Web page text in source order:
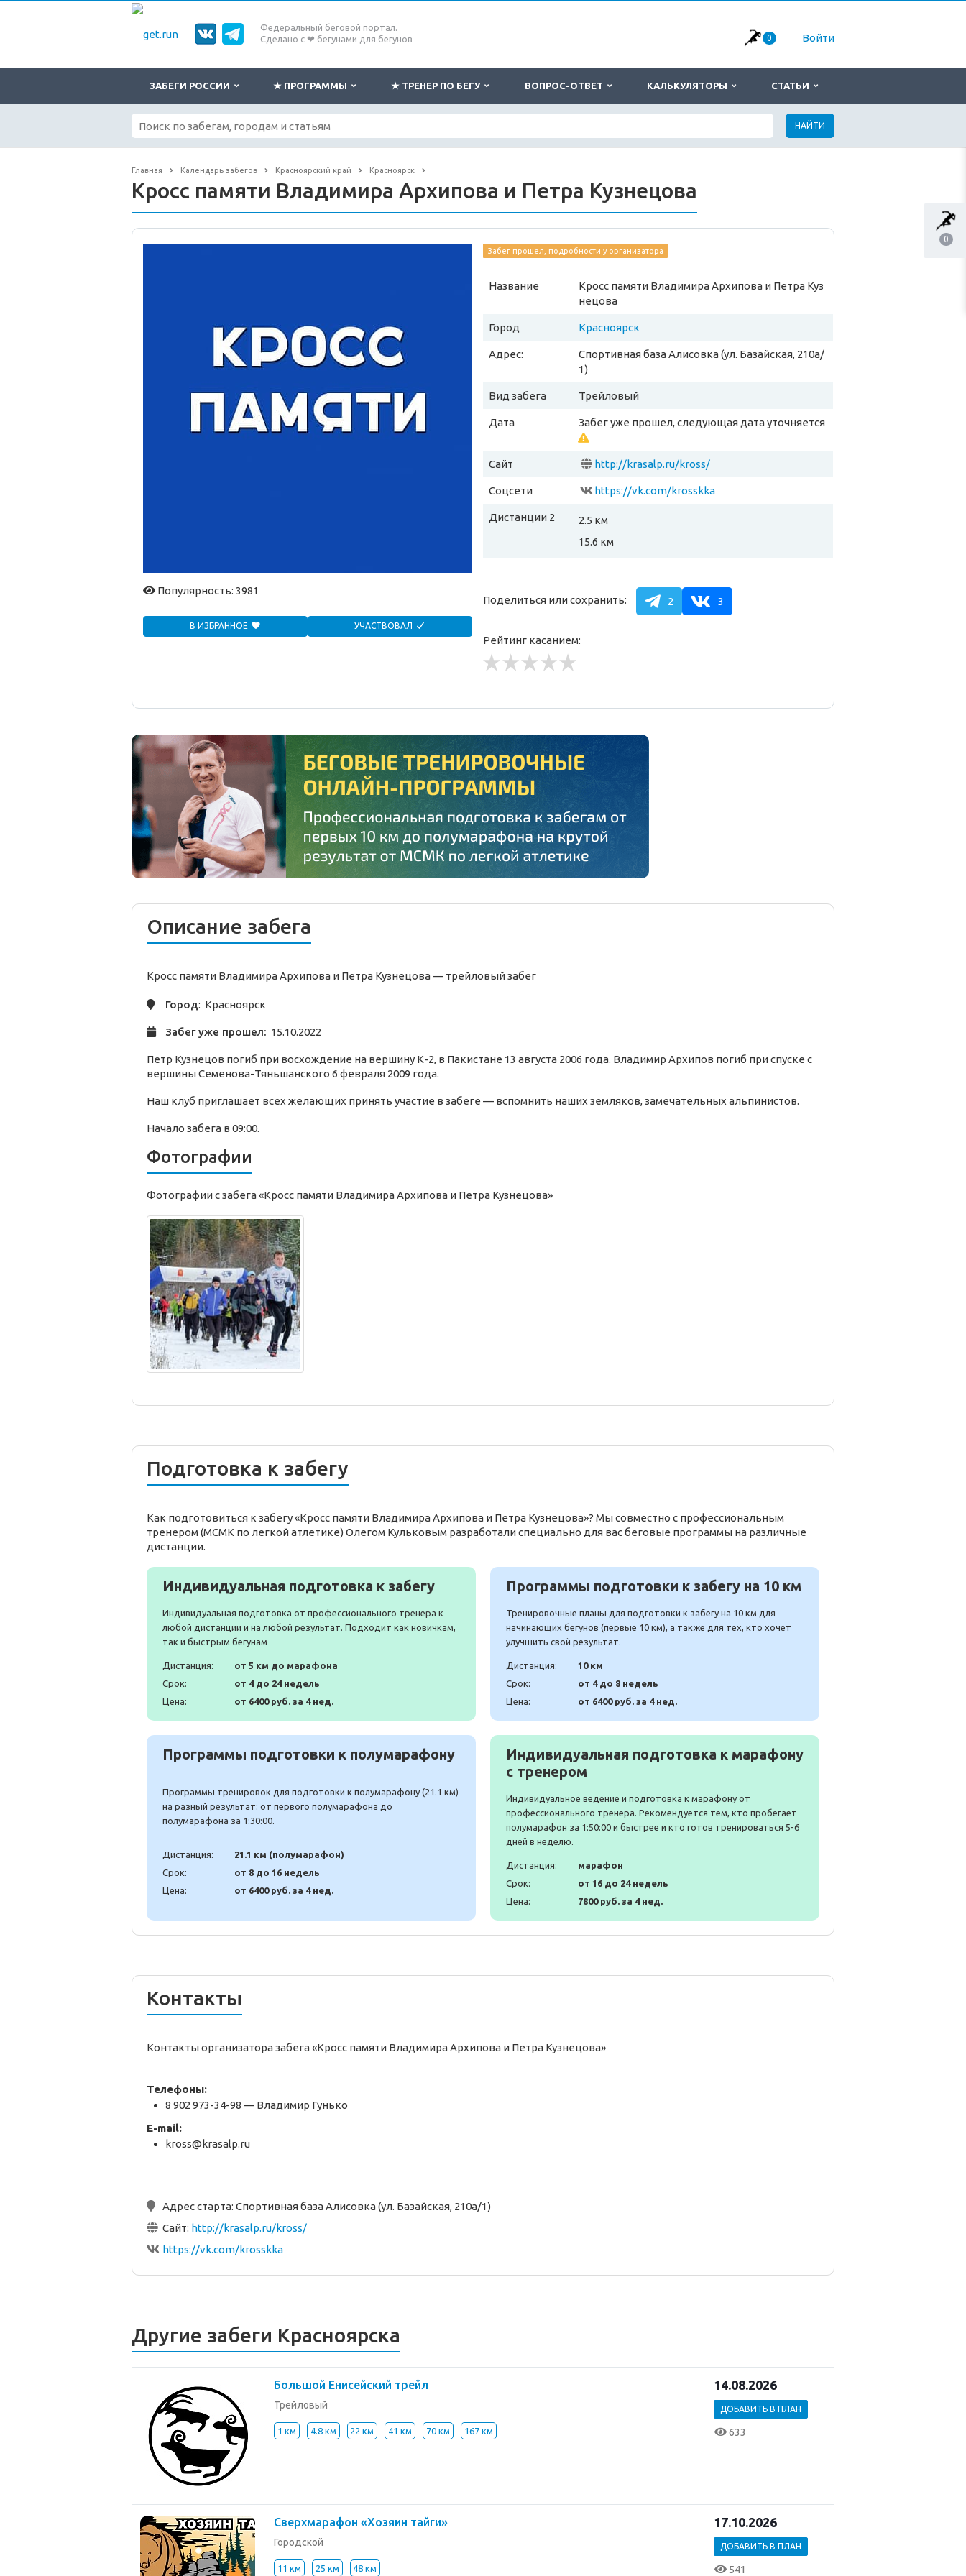
0
Федеральный беговой портал.
Сделано с ❤ бегунами для бегунов
0 Войти
ЗАБЕГИ РОССИИ ★ ПРОГРАММЫ ★ ТРЕНЕР ПО БЕГУ ВОПРОС-ОТВЕТ КАЛЬКУЛЯТОРЫ СТАТЬИ
НАЙТИ
Главная Календарь забегов Красноярский край Красноярск
Кросс памяти Владимира Архипова и Петра Кузнецова
Популярность: 3981
В ИЗБРАННОЕ УЧАСТВОВАЛ
Забег прошел, подробности у организатора
Название
Кросс памяти Владимира Архипова и Петра Куз
нецова
Город Красноярск
Адрес:
Спортивная база Алисовка (ул. Базайская, 210а/
1)
Вид забега Трейловый
Дата Забег уже прошел, следующая дата уточняется
Сайт http://krasalp.ru/kross/
Соцсети https://vk.com/krosskka
Дистанции 2
2.5 км
15.6 км
Поделиться или сохранить: 2 3
Рейтинг касанием:
Описание забега
Кросс памяти Владимира Архипова и Петра Кузнецова — трейловыйзабег
Город: Красноярск
Забег уже прошел: 15.10.2022
Петр Кузнецов погиб при восхождение на вершину К-2, в Пакистане 13 августа 2006 года. Владимир Архипов погиб при спуске с
вершины Семенова-Тяньшанского 6 февраля 2009 года.
Наш клуб приглашает всех желающих принять участие в забеге — вспомнить наших земляков, замечательных альпинистов.
Начало забега в 09:00.
Фотографии
Фотографии с забега «Кросс памяти Владимира Архипова и Петра Кузнецова»
Подготовка к забегу
Как подготовиться к забегу «Кросс памяти Владимира Архипова и Петра Кузнецова»? Мы совместно с профессиональным
тренером (МСМК по легкой атлетике) Олегом Кульковым разработали специально для вас беговые программы на различные
дистанции.
Индивидуальная подготовка к забегу
Индивидуальная подготовка от профессионального тренера к
любой дистанции и на любой результат. Подходит как новичкам,
так и быстрым бегунам
Дистанция:
от 5 км до марафона
Срок:
от 4 до 24 недель
Цена:
от 6400 руб. за 4 нед.
Программы подготовки к забегу на 10 км
Тренировочные планы для подготовки к забегу на 10 км для
начинающих бегунов (первые 10 км), а также для тех, кто хочет
улучшить свой результат.
Дистанция:
10 км
Срок:
от 4 до 8 недель
Цена:
от 6400 руб. за 4 нед.
Программы подготовки к полумарафону
Программы тренировок для подготовки к полумарафону (21.1 км)
на разный результат: от первого полумарафона до
полумарафона за 1:30:00.
Дистанция:
21.1 км (полумарафон)
Срок:
от 8 до 16 недель
Цена:
от 6400 руб. за 4 нед.
Индивидуальная подготовка к марафону
с тренером
Индивидуальное ведение и подготовка к марафону от
профессионального тренера. Рекомендуется тем, кто пробегает
полумарафон за 1:50:00 и быстрее и кто готов тренироваться 5-6
дней в неделю.
Дистанция:
марафон
Срок:
от 16 до 24 недель
Цена:
7800 руб. за 4 нед.
Контакты
Контакты организатора забега «Кросс памяти Владимира Архипова и Петра Кузнецова»
Телефоны:
8 902 973-34-98 — Владимир Гунько
E-mail:
kross@krasalp.ru
Адрес старта: Спортивная база Алисовка (ул. Базайская, 210а/1)
Сайт: http://krasalp.ru/kross/
https://vk.com/krosskka
Другие забеги Красноярска
633
Большой Енисейский трейл
Трейловый
1 км 4.8 км 22 км 41 км 70 км 167 км
14.08.2026
ДОБАВИТЬ В ПЛАН
541
Сверхмарафон «Хозяин тайги»
Городской
11 км 25 км 48 км
17.10.2026
ДОБАВИТЬ В ПЛАН